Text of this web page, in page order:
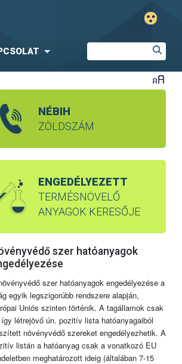
NÉBIH
ZÖLDSZÁM
ENGEDÉLYEZETT
TERMÉSNÖVELŐ
ANYAGOK KERESŐJE
szer hatóanyagok
szer hatóanyagok engedélyezése a
egyik legszigorúbb rendszere alapján,
Uniós szinten történik. A tagállamok csak
létrejövő ún. pozitív lista hatóanyagaiból
növényvédő szereket engedélyezhetik. A
listán a hatóanyag csak a vonatkozó EU
meghatározott ideig (általában 7-15